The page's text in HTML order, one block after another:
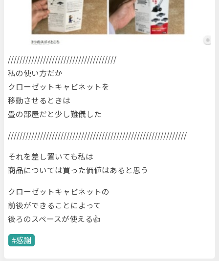
/////////////////////////////////////
私の使い方だか
クローゼットキャビネットを
移動させるときは
畳の部屋だと少し難儀した
/////////////////////////////////////////////////////////////
それを差し置いても私は
商品については買った価値はあると思う
クローゼットキャビネットの
前後ができることによって
後ろのスペースが使える👍
感謝